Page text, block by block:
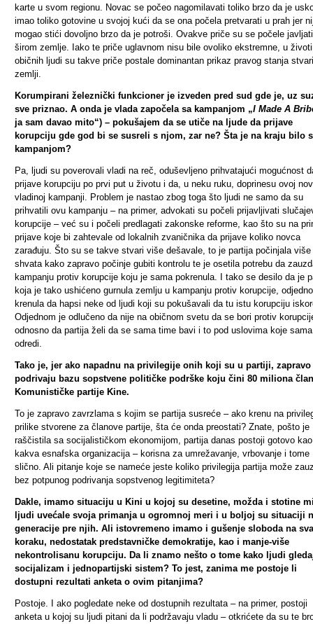
karte u svom regionu. Novac se počeo nagomilavati toliko brzo da je
imao toliko gotovine u svojoj kući da se ona počela pretvarati u prah jer
mogao stići dovoljno brzo da je potroši. Ovakve priče su se počele javljati
širom zemlje. Iako te priče uglavnom nisu bile ovoliko ekstremne, u
običnih ljudi su takve priče postale dominantan prikaz pravog stanja
zemlji.
Korumpirani železnički funkcioner je izveden pred sud gde je, uz
sve priznao. A onda je vlada započela sa kampanjom „I Made A
ja sam davao mito“) – pokušajem da se utiče na ljude da prijave
korupciju gde god bi se susreli s njom, zar ne? Šta je na kraju bilo
kampanjom?
Pa, ljudi su poverovali vladi na reč, oduševljeno prihvatajući mogućnost
prijave korupciju po prvi put u životu i da, u neku ruku, doprinesu ovoj
vladinoj kampanji. Problem je nastao zbog toga što ljudi ne samo da su
prihvatili ovu kampanju – na primer, advokati su počeli prijavljivati
korupcije – već su i počeli predlagati zakonske reforme, kao što su na
prijave koje bi zahtevale od lokalnih zvaničnika da prijave koliko novca
zarađuju. Što su se takve stvari više dešavale, to je partija počinjala više
shvata kako zapravo počinje gubiti kontrolu te je osetila potrebu da
kampanju protiv korupcije koju je sama pokrenula. I tako se desilo da je
koja je tako ushićeno gurnula zemlju u kampanju protiv korupcije,
krenula da hapsi neke od ljudi koji su pokušavali da tu istu korupciju
Odjednom je odlučeno da nije na običnom svetu da se bori protiv
odnosno da partija želi da se sama time bavi i to pod uslovima koje sama
odredi.
Tako je, jer ako napadnu na privilegije onih koji su u partiji, zapravo
podrivaju bazu sopstvene političke podrške koju čini 80 miliona
Komunističke partije Kine.
To je zapravo zavrzlama s kojim se partija susreće – ako krenu na
prilike stvorene za članove partije, šta će onda preostati? Znate, pošto je
raščistila sa socijalističkom ekonomijom, partija danas postoji gotovo kao
kakva esnafska organizacija – korisna za umrežavanje, vrbovanje i tome
slično. Ali pitanje koje se nameće jeste koliko privilegija partija može
bez potpunog podrivanja sopstvenog legitimiteta?
Dakle, imamo situaciju u Kini u kojoj su desetine, možda i stotine
ljudi uvećale svoja primanja u ogromnoj meri i u boljoj su situaciji
generacije pre njih. Ali istovremeno imamo i gušenje sloboda na
koraku, nedostatak predstavničke demokratije, kao i manje-više
nekontrolisanu korupciju. Da li znamo nešto o tome kako ljudi
socijalizam i jednopartijski sistem? To jest, zanima me postoje li
dostupni rezultati anketa o ovim pitanjima?
Postoje. I ako pogledate neke od dostupnih rezultata – na primer, postoji
anketa u kojoj su ljudi pitani da li podržavaju vladu – otkrićete da su te